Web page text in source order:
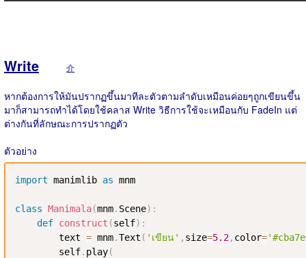
Write 介
หากต้องการให้มันปรากฏขึ้นมาทีละตัวตามลำดับเหมือนค่อยๆถูกเขียนขึ้น
มาก็สามารถทำได้โดยใช้คลาส Write วิธีการใช้จะเหมือนกับ FadeIn แต่
ต่างกันที่ลักษณะการปรากฏตัว
ตัวอย่าง
import manimlib as mnm
class Manimala(mnm. Scene) :
def construct (self) :
        text
= mnm.Text ( 'เขียน' , size=5.2, color=
        self
. play(